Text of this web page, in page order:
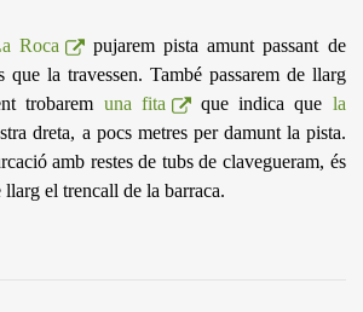
Roca
pujarem pista amunt passant de
que la travessen. També passarem de llarg
trobarem una fita que indica que la
dreta, a pocs metres per damunt la pista.
amb restes de tubs de clavegueram, és
llarg el trencall de la barraca.